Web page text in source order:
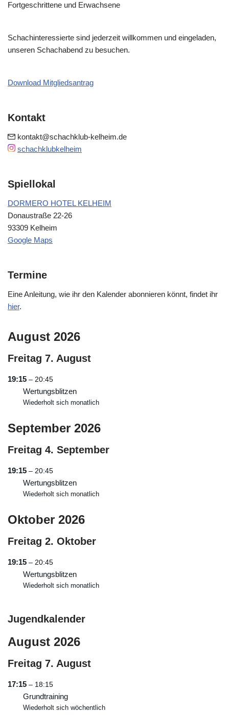
Fortgeschrittene und Erwachsene
Schachinteressierte sind jederzeit willkommen und eingeladen,
unseren Schachabend zu besuchen.
Download Mitgliedsantrag
Kontakt
kontakt@schachklub-kelheim.de
schachklubkelheim
Spiellokal
DORMERO HOTEL KELHEIM
Donaustraße 22-26
93309 Kelheim
Google Maps
Termine
Eine Anleitung, wie ihr den Kalender abonnieren könnt, findet ihr
hier.
August 2026
Freitag 7. August
19:15 – 20:45
Wertungsblitzen
Wiederholt sich monatlich
September 2026
Freitag 4. September
19:15 – 20:45
Wertungsblitzen
Wiederholt sich monatlich
Oktober 2026
Freitag 2. Oktober
19:15 – 20:45
Wertungsblitzen
Wiederholt sich monatlich
Jugendkalender
August 2026
Freitag 7. August
17:15 – 18:15
Grundtraining
Wiederholt sich wöchentlich